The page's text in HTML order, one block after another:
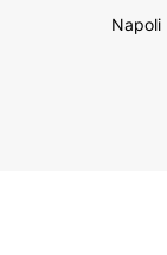
Napoli